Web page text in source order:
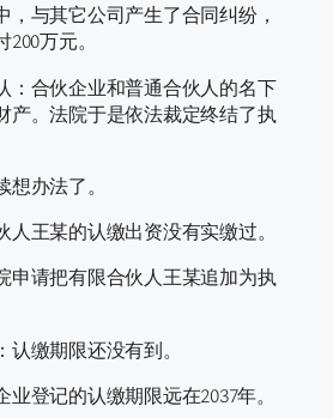
，与其它公司产生了合同纠纷，
万元。
：合伙企业和普通合伙人的名下
产。法院于是依法裁定终结了执
办法了。
王某的认缴出资没有实缴过。
申请把有限合伙人王某追加为执
缴期限还没有到。
登记的认缴期限远在2037年。